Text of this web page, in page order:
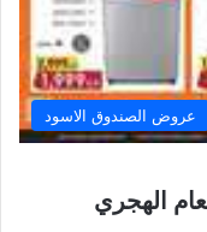
عروض الصندوق الاسود
الهجري